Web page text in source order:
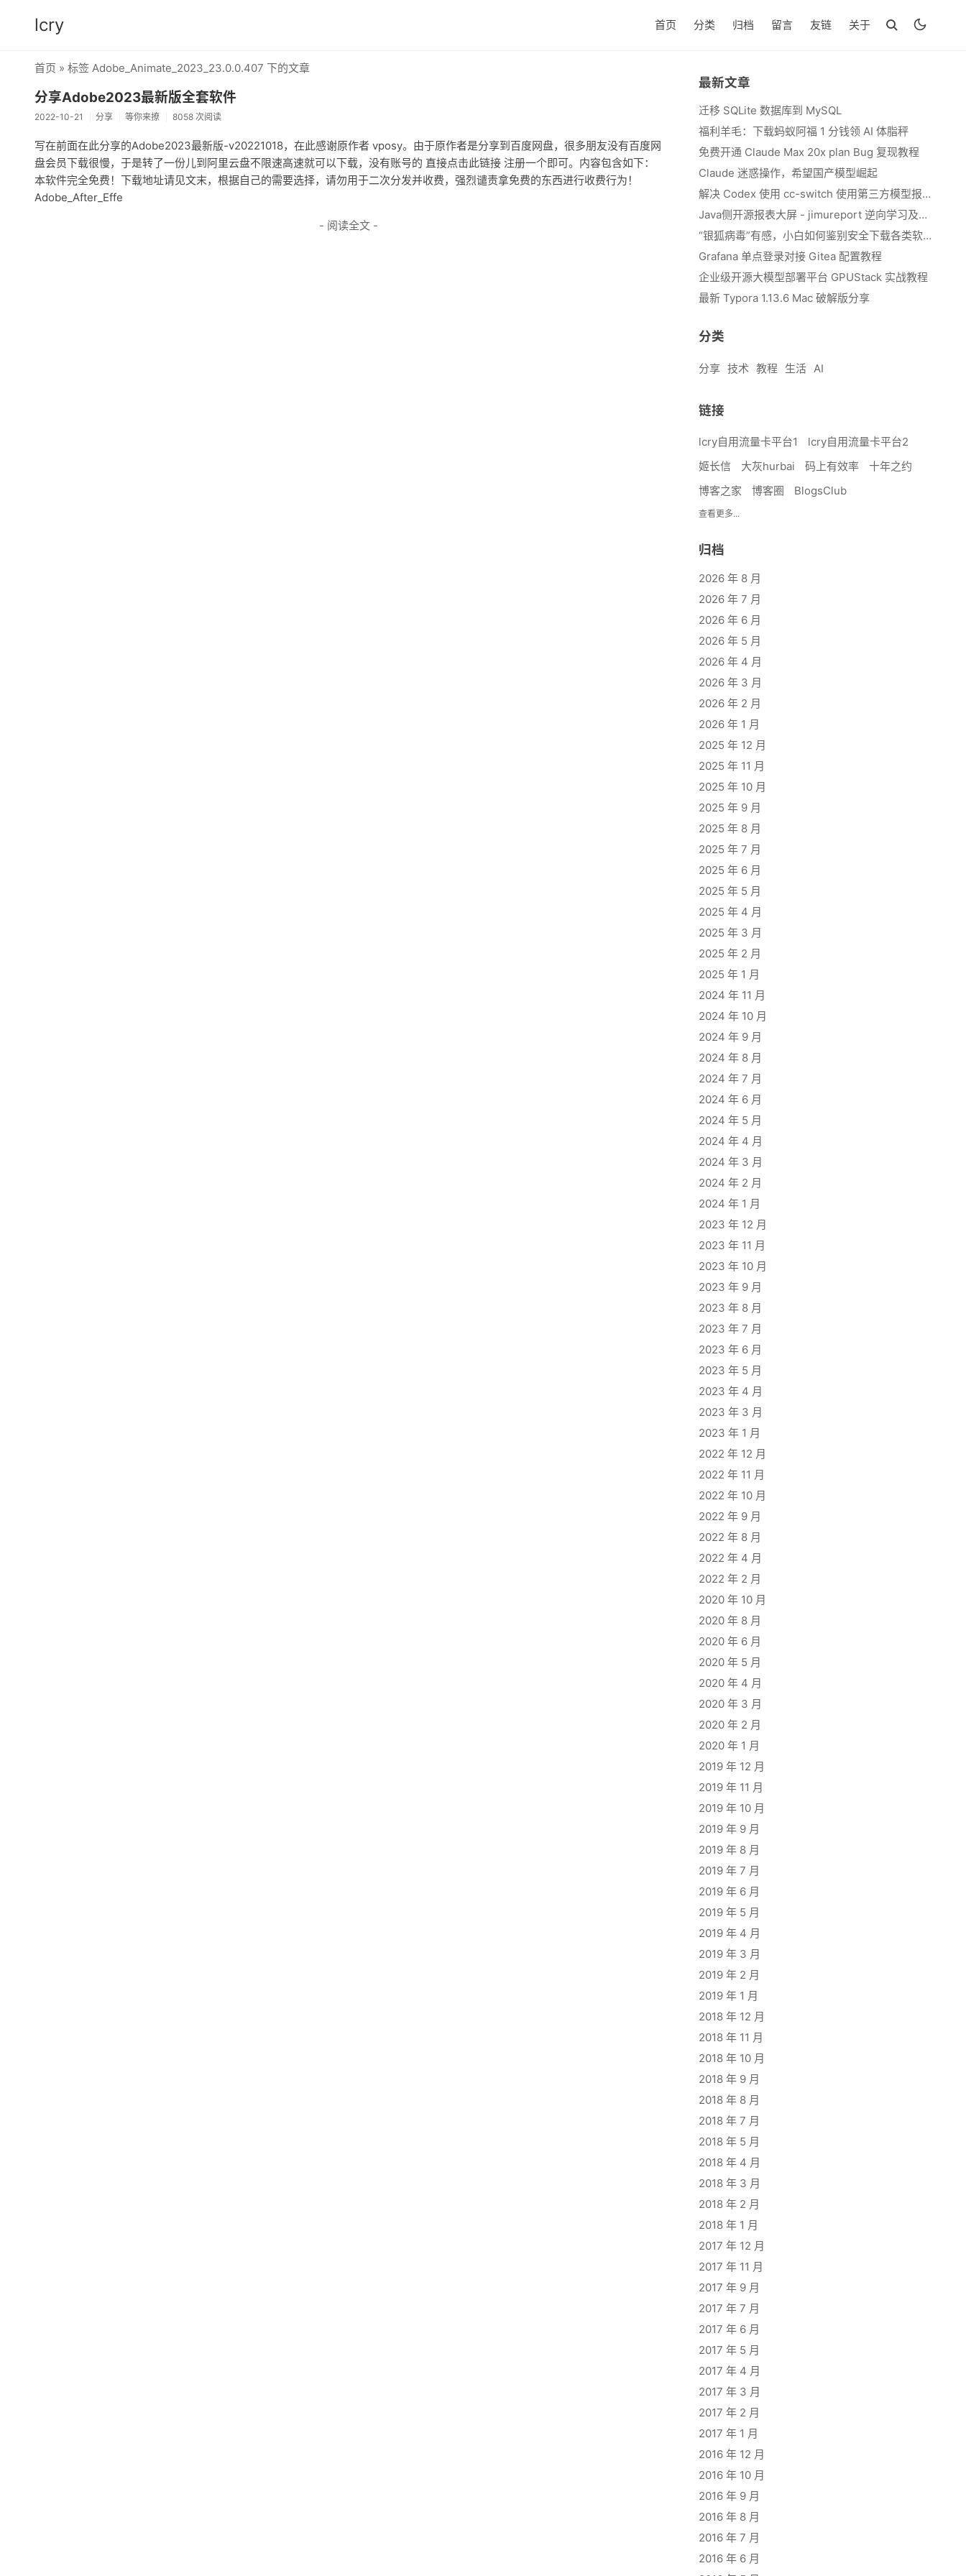
lcry 首页 分类 归档 留言 友链 关于
首页 » 标签 Adobe_Animate_2023_23.0.0.407 下的文章
分享Adobe2023最新版全套软件
2022-10-21 分享 等你来撩 8058 次阅读
写在前面在此分享的Adobe2023最新版-v20221018，在此感谢原作者 vposy。由于原作者是分享到百度网盘，很多朋友没有百度网
盘会员下载很慢，于是转了一份儿到阿里云盘不限速高速就可以下载，没有账号的 直接点击此链接 注册一个即可。内容包含如下：
本软件完全免费！下载地址请见文末，根据自己的需要选择，请勿用于二次分发并收费，强烈谴责拿免费的东西进行收费行为！
Adobe_After_Effe
- 阅读全文 -
最新文章
迁移 SQLite 数据库到 MySQL
福利羊毛：下载蚂蚁阿福 1 分钱领 AI 体脂秤
免费开通 Claude Max 20x plan Bug 复现教程
Claude 迷惑操作，希望国产模型崛起
解决 Codex 使用 cc-switch 使用第三方模型报错 We&#039;re currently experiencing high demand, which may cause temporary errors.
Java侧开源报表大屏 - jimureport 逆向学习及二开思路
“银狐病毒”有感，小白如何鉴别安全下载各类软件
Grafana 单点登录对接 Gitea 配置教程
企业级开源大模型部署平台 GPUStack 实战教程
最新 Typora 1.13.6 Mac 破解版分享
分类
分享 技术 教程 生活 AI
链接
lcry自用流量卡平台1
lcry自用流量卡平台2
姬长信
大灰hurbai 码上有效率
十年之约
博客之家
博客圈 BlogsClub
查看更多...
归档
2026 年 8 月
2026 年 7 月
2026 年 6 月
2026 年 5 月
2026 年 4 月
2026 年 3 月
2026 年 2 月
2026 年 1 月
2025 年 12 月
2025 年 11 月
2025 年 10 月
2025 年 9 月
2025 年 8 月
2025 年 7 月
2025 年 6 月
2025 年 5 月
2025 年 4 月
2025 年 3 月
2025 年 2 月
2025 年 1 月
2024 年 11 月
2024 年 10 月
2024 年 9 月
2024 年 8 月
2024 年 7 月
2024 年 6 月
2024 年 5 月
2024 年 4 月
2024 年 3 月
2024 年 2 月
2024 年 1 月
2023 年 12 月
2023 年 11 月
2023 年 10 月
2023 年 9 月
2023 年 8 月
2023 年 7 月
2023 年 6 月
2023 年 5 月
2023 年 4 月
2023 年 3 月
2023 年 1 月
2022 年 12 月
2022 年 11 月
2022 年 10 月
2022 年 9 月
2022 年 8 月
2022 年 4 月
2022 年 2 月
2020 年 10 月
2020 年 8 月
2020 年 6 月
2020 年 5 月
2020 年 4 月
2020 年 3 月
2020 年 2 月
2020 年 1 月
2019 年 12 月
2019 年 11 月
2019 年 10 月
2019 年 9 月
2019 年 8 月
2019 年 7 月
2019 年 6 月
2019 年 5 月
2019 年 4 月
2019 年 3 月
2019 年 2 月
2019 年 1 月
2018 年 12 月
2018 年 11 月
2018 年 10 月
2018 年 9 月
2018 年 8 月
2018 年 7 月
2018 年 5 月
2018 年 4 月
2018 年 3 月
2018 年 2 月
2018 年 1 月
2017 年 12 月
2017 年 11 月
2017 年 9 月
2017 年 7 月
2017 年 6 月
2017 年 5 月
2017 年 4 月
2017 年 3 月
2017 年 2 月
2017 年 1 月
2016 年 12 月
2016 年 10 月
2016 年 9 月
2016 年 8 月
2016 年 7 月
2016 年 6 月